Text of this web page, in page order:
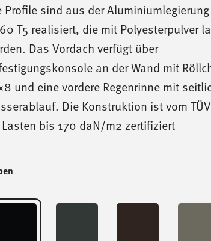
Profile sind aus der Aluminiumlegierung
T5 realisiert, die mit Polyesterpulver
Das Vordach verfügt über
an der Wand mit
und eine vordere Regenrinne mit
Die Konstruktion ist vom
bis 170 daN/m2 zertifiziert